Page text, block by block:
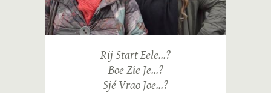
Rij Start Eele...?
Boe Zie Je...?
Sjé Vrao Joe...?